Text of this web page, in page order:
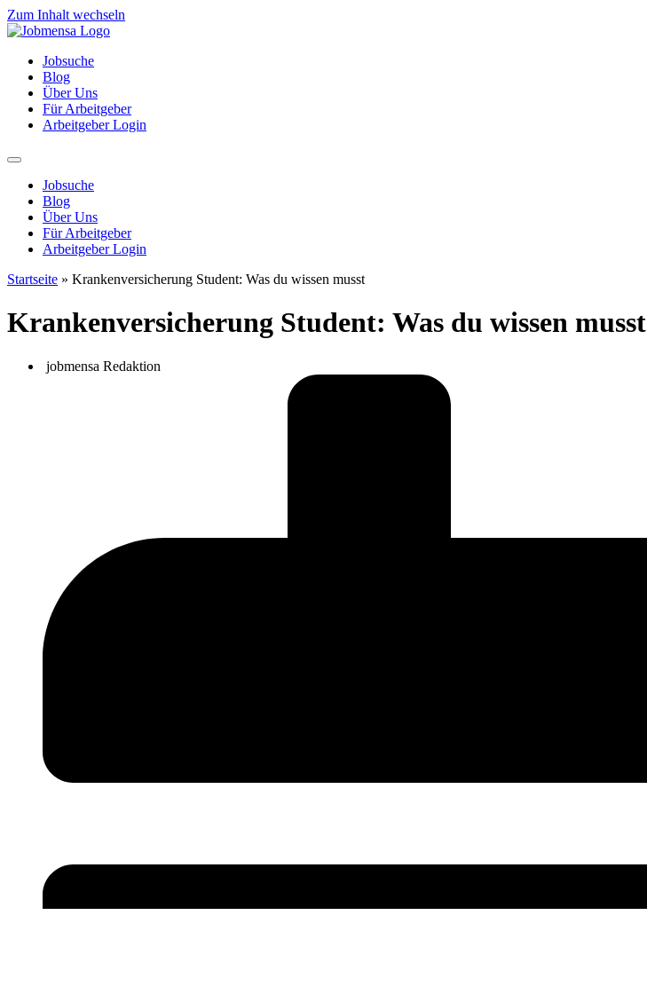
Zum Inhalt wechseln
Jobsuche
Blog
Über Uns
Für Arbeitgeber
Arbeitgeber Login
Jobsuche
Blog
Über Uns
Für Arbeitgeber
Arbeitgeber Login
Startseite » Krankenversicherung Student: Was du wissen musst
Krankenversicherung Student: Was du wissen musst
jobmensa Redaktion